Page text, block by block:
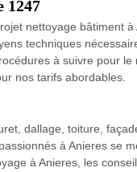
1247
nettoyage bâtiment
techniques
à suivre pour
nos tarifs abordables.
dallage, toiture,
à Anieres se
à Anieres, les